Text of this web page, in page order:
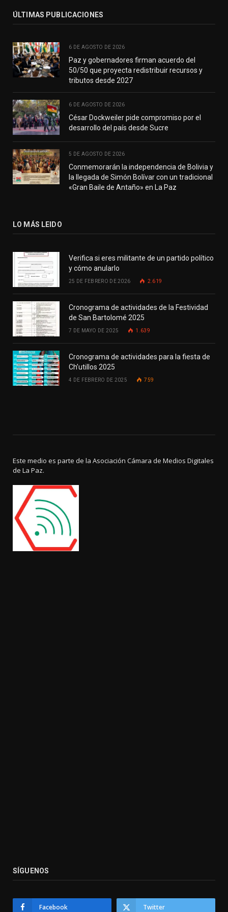
ÚLTIMAS PUBLICACIONES
6 DE AGOSTO DE 2026
Paz y gobernadores firman acuerdo del
50/50 que proyecta redistribuir recursos y
tributos desde 2027
6 DE AGOSTO DE 2026
César Dockweiler pide compromiso por el
desarrollo del país desde Sucre
5 DE AGOSTO DE 2026
Conmemorarán la independencia de Bolivia y
la llegada de Simón Bolívar con un tradicional
«Gran Baile de Antaño» en La Paz
LO MÁS LEIDO
Verifica si eres militante de un partido político
y cómo anularlo
25 DE FEBRERO DE 2026 2.619
Cronograma de actividades de la Festividad
de San Bartolomé 2025
7 DE MAYO DE 2025 1.639
Cronograma de actividades para la fiesta de
Ch’utillos 2025
4 DE FEBRERO DE 2025 759
Este medio es parte de la Asociación Cámara de Medios Digitales
de La Paz.
SÍGUENOS
Facebook Twitter